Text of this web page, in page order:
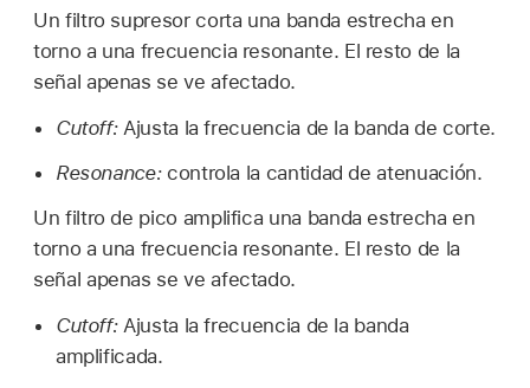
Un filtro supresor corta una banda estrecha en
torno a una frecuencia resonante. El resto de la
señal apenas se ve afectado.
Cutoff:Ajusta la frecuencia de la banda de corte.
Resonance:controla la cantidad de atenuación.
Un filtro de pico amplifica una banda estrecha en
torno a una frecuencia resonante. El resto de la
señal apenas se ve afectado.
Cutoff:Ajusta la frecuencia de la banda
amplificada.